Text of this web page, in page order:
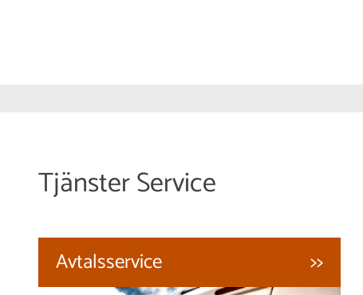
Tjänster Service
Avtalsservice